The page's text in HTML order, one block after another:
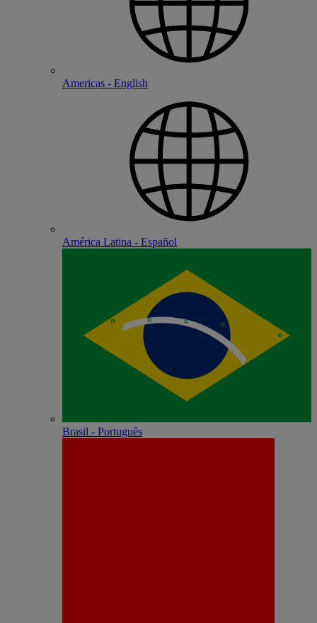
Americas - English
América Latina - Español
Brasil - Português